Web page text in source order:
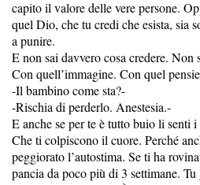
capito il valore delle vere persone.
quel Dio, che tu credi che esista, sia
a punire.
E non sai davvero cosa credere. Non
Con quell’immagine. Con quel
-Il bambino come sta?-
-Rischia di perderlo. Anestesia.-
E anche se per te è tutto buio li senti
Che ti colpiscono il cuore. Perché
peggiorato l’autostima. Se ti ha
pancia da poco più di 3 settimane.